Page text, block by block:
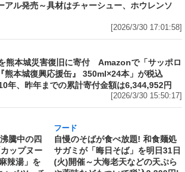
ラーメン山岡家監修で創業から変わらぬ伝統の
ープに! 日清が「ラーメン山岡家 醤油ラーメ
ン」をリニューアル発売～具材はチャーシュ
[2026/3/30 17:01:58]
フード
売上1本につき1円を熊本城災害復旧に寄付
Amazonで「サッポロ生ビール黒ラベル『熊本
発売から10年、昨年までの累計寄付金額は
6,344,952円
[2026/3/30 15:50:17]